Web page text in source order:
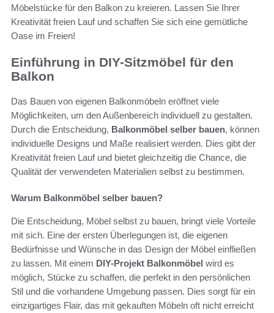
Möbelstücke für den Balkon zu kreieren. Lassen Sie Ihrer
Kreativität freien Lauf und schaffen Sie sich eine gemütliche
Oase im Freien!
Einführung in DIY-Sitzmöbel für den
Balkon
Das Bauen von eigenen Balkonmöbeln eröffnet viele
Möglichkeiten, um den Außenbereich individuell zu gestalten.
Durch die Entscheidung, Balkonmöbel selber bauen, können
individuelle Designs und Maße realisiert werden. Dies gibt der
Kreativität freien Lauf und bietet gleichzeitig die Chance, die
Qualität der verwendeten Materialien selbst zu bestimmen.
Warum Balkonmöbel selber bauen?
Die Entscheidung, Möbel selbst zu bauen, bringt viele Vorteile
mit sich. Eine der ersten Überlegungen ist, die eigenen
Bedürfnisse und Wünsche in das Design der Möbel einfließen
zu lassen. Mit einem DIY-Projekt Balkonmöbel wird es
möglich, Stücke zu schaffen, die perfekt in den persönlichen
Stil und die vorhandene Umgebung passen. Dies sorgt für ein
einzigartiges Flair, das mit gekauften Möbeln oft nicht erreicht